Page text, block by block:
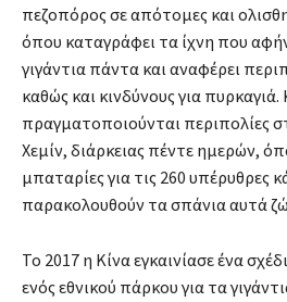
πεζοπόρος σε απότομες και
όπου καταγράφει τα ίχνη που
γιγάντια πάντα και αναφέρει
καθώς και κινδύνους για
πραγματοποιούνται περιπολίες
Χεμίν, διάρκειας πέντε ημερών,
μπαταρίες για τις 260 υπέρυθρες
παρακολουθούν τα σπάνια αυτά
Το 2017 η Κίνα εγκαινίασε ένα
ενός εθνικού πάρκου για τα